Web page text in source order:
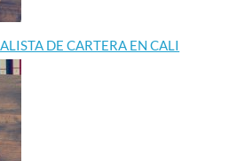
DE CARTERA EN CALI